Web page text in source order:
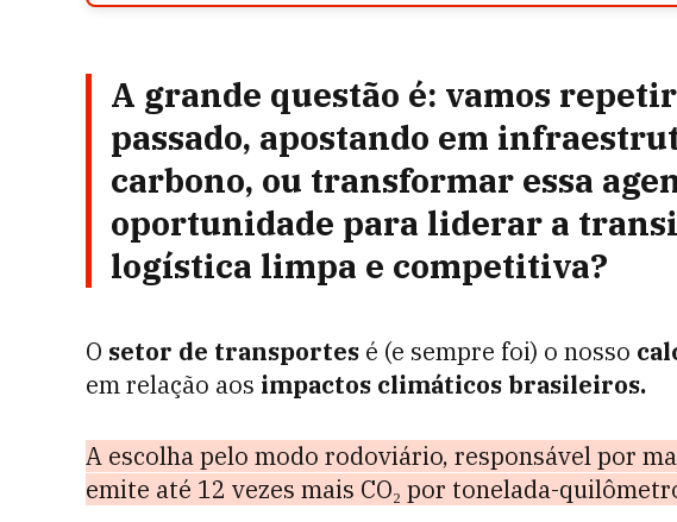
A grande questão é: vamos
passado, apostando em
carbono, ou transformar essa
oportunidade para liderar a
logística limpa e competitiva?
O setor de transportes é (e sempre foi) o nosso
em relação aos impactos climáticos brasileiros.
A escolha pelo modo rodoviário, responsável por
emite até 12 vezes mais CO₂ por tonelada-